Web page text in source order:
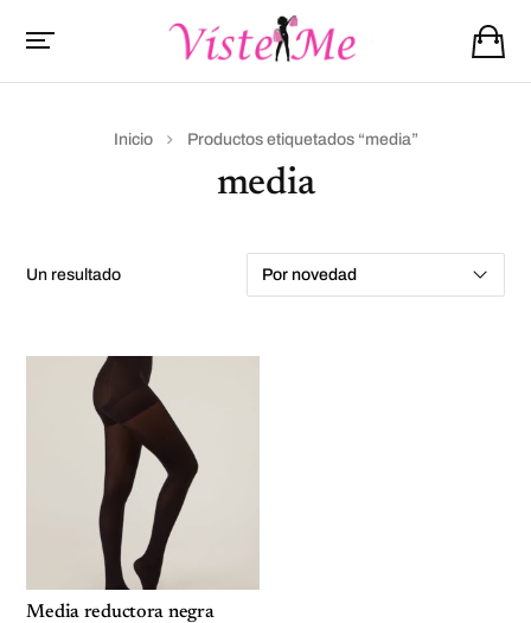
Inicio Productos etiquetados “media”
media
un resultado
Media reductora negra